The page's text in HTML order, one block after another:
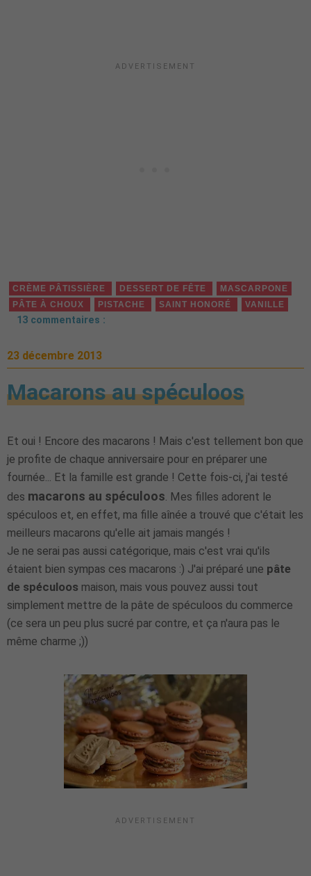
CRÈME PÂTISSIÈRE DESSERT DE FÊTE
MASCARPONE
PÂTE À CHOUX
PISTACHE SAINT HONORÉ VANILLE
13 commentaires :
23 décembre 2013
Macarons au spéculoos
Et oui ! Encore des macarons ! Mais c'est tellement bon que
je profite de chaque anniversaire pour en préparer une
fournée... Et la famille est grande ! Cette fois-ci, j'ai testé
des macarons au spéculoos. Mes filles adorent le
spéculoos et, en effet, ma fille aînée a trouvé que c'était les
meilleurs macarons qu'elle ait jamais mangés !
Je ne serai pas aussi catégorique, mais c'est vrai qu'ils
étaient bien sympas ces macarons :) J'ai préparé une pâte
de spéculoos maison, mais vous pouvez aussi tout
simplement mettre de la pâte de spéculoos du commerce
(ce sera un peu plus sucré par contre, et ça n'aura pas le
même charme ;))